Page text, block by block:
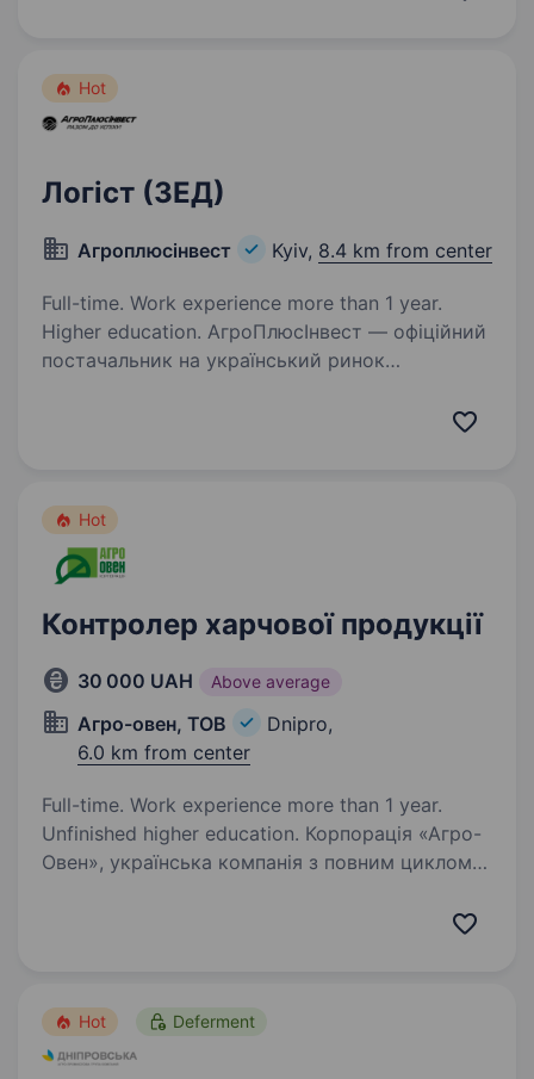
Hot
Логіст (ЗЕД)
Агроплюсінвест Kyiv, 8.4 km from center
Full-time. Work experience more than 1 year.
Higher education. АгроПлюсІнвест — офіційний
постачальник на український ринок
Hot
Контролер харчової продукції
30 000 UAH Above average
Агро-овен, ТОВ
Dnipro,
6.0 km from center
Full-time. Work experience more than 1 year.
Unfinished higher education. Корпорація «Агро-
Овен», українська компанія з повним циклом
стабільної…
Hot Deferment